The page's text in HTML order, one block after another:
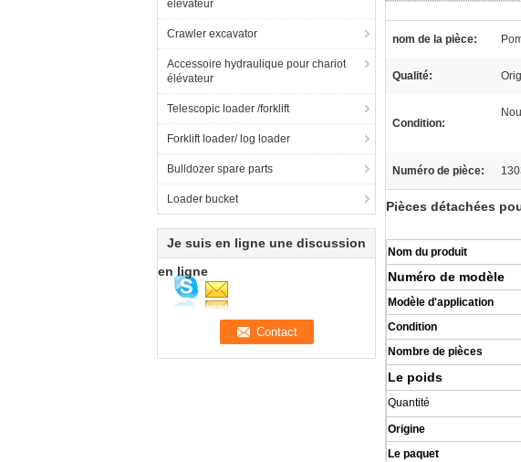
élévateur
Crawler excavator
Accessoire hydraulique pour chariot
élévateur
Telescopic loader /forklift
Forklift loader/ log loader
Bulldozer spare parts
Loader bucket
Je suis en ligne une discussion
en ligne
nom de la pièce:
Qualité:
Condition:
Numéro de pièce:
Pièces détachées
Nom du produit
Numéro de modèle
Modèle d'application
Condition
Nombre de pièces
Le poids
Quantité
Origine
Le paquet